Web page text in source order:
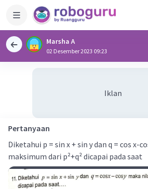
Marsha A
02 Desember 2023 09:23
Iklan
Pertanyaan
Diketahui p = sin x + sin y dan q = cos x-
maksimum dari p²+q² dicapai pada saat